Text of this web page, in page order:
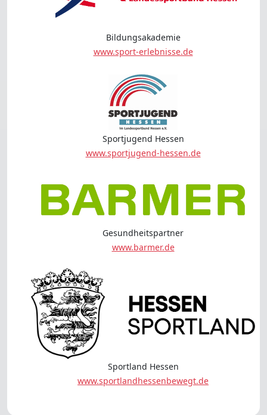
Bildungsakademie
www.sport-erlebnisse.de
Sportjugend Hessen
www.sportjugend-hessen.de
Gesundheitspartner
www.barmer.de
Sportland Hessen
www.sportlandhessenbewegt.de